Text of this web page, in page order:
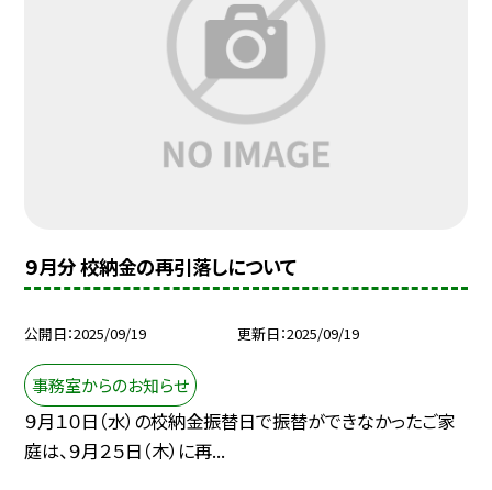
９月分 校納金の再引落しについて
公開日 2025/09/19 更新日 2025/09/19
事務室からのお知らせ
９月１０日（水）の校納金振替日で振替ができなかったご家
庭は、９月２５日（木）に再...